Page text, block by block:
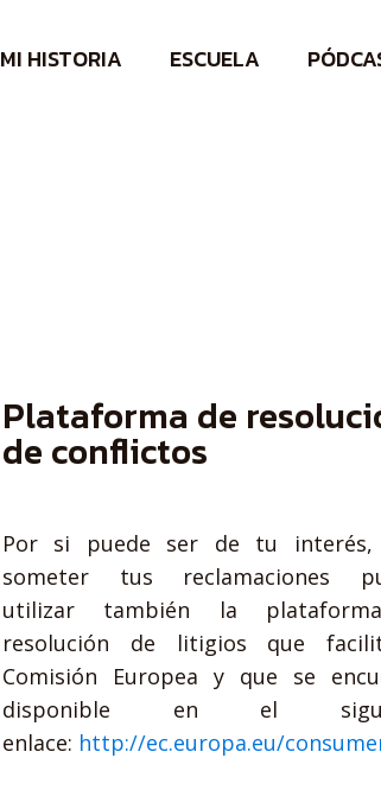
MI HISTORIA ESCUELA
Plataforma de
de conflictos
Por si puede ser de tu interés,
someter tus reclamaciones
utilizar también la
resolución de litigios que
Comisión Europea y que se
disponible en el
enlace: http://ec.europa.eu/